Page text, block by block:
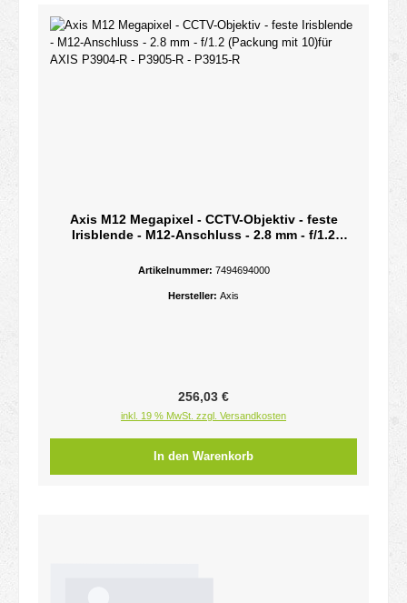
Axis M12 Megapixel - CCTV-Objektiv - feste
Irisblende - M12-Anschluss - 2.8 mm - f/1.2
P3915-R
Artikelnummer: 7494694000
Hersteller: Axis
Regulärer Preis:
256,03 €
inkl. 19 % MwSt. zzgl. Versandkosten
In den Warenkorb